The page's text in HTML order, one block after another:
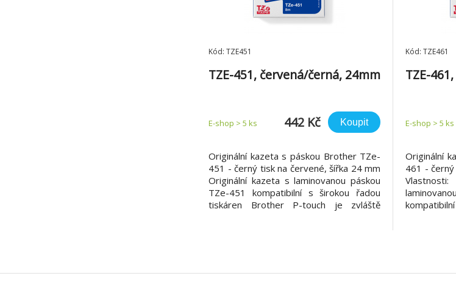
Kód: TZE451
TZE-451, červená/černá, 24mm
E-shop > 5 ks 442 Kč Koupit
Originální kazeta s páskou Brother TZe-
451 - černý tisk na červené, šířka 24 mm
Originální kazeta s laminovanou páskou
TZe-451 kompatibilní s širokou řadou
tiskáren Brother P-touch je zvláště
Kód: TZE461
TZE-
E-shop > 5 ks
Originální
461 -